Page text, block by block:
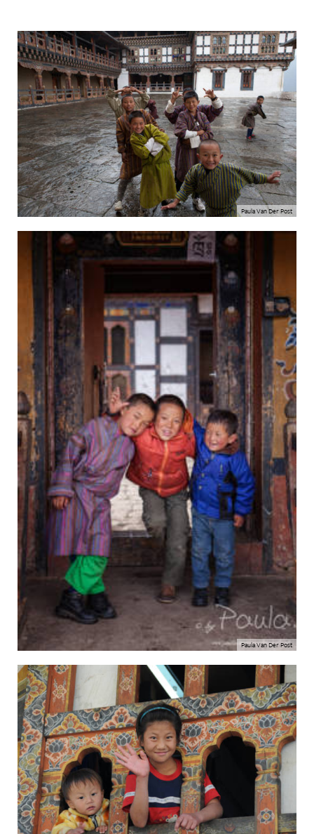
Paula Van Der Post
Paula Van Der Post